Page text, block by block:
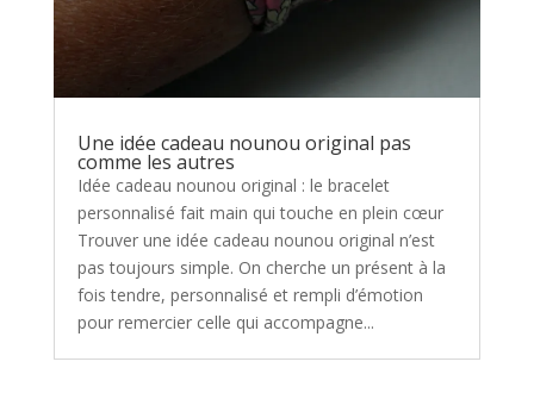
Une idée cadeau nounou original pas
comme les autres
Idée cadeau nounou original : le bracelet
personnalisé fait main qui touche en plein cœur
Trouver une idée cadeau nounou original n’est
pas toujours simple. On cherche un présent à la
fois tendre, personnalisé et rempli d’émotion
pour remercier celle qui accompagne...